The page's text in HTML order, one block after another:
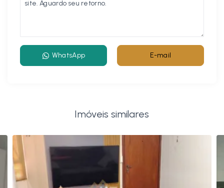
WhatsApp E-mail
Imóveis similares